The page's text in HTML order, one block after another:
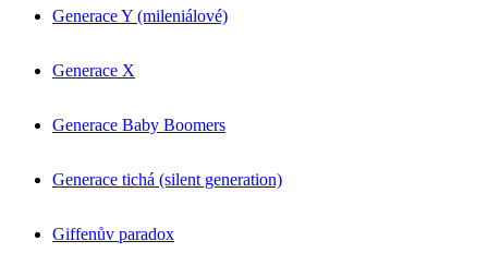
Generace Y (mileniálové)
Generace X
Generace Baby Boomers
Generace tichá (silent generation)
Giffenův paradox